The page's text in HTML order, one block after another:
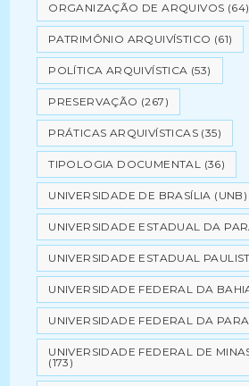
ORGANIZAÇÃO DE ARQUIVOS (64)
PATRIMÔNIO ARQUIVÍSTICO (61)
POLÍTICA ARQUIVÍSTICA (53)
PRESERVAÇÃO (267)
PRÁTICAS ARQUIVÍSTICAS (35)
TIPOLOGIA DOCUMENTAL (36)
UNIVERSIDADE DE BRASÍLIA (UNB)
UNIVERSIDADE ESTADUAL DA
UNIVERSIDADE ESTADUAL
UNIVERSIDADE FEDERAL DA
UNIVERSIDADE FEDERAL DA
UNIVERSIDADE FEDERAL DE
(173)